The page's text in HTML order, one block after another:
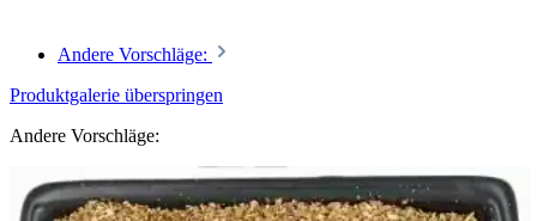
Andere Vorschläge:
Produktgalerie überspringen
Andere Vorschläge: